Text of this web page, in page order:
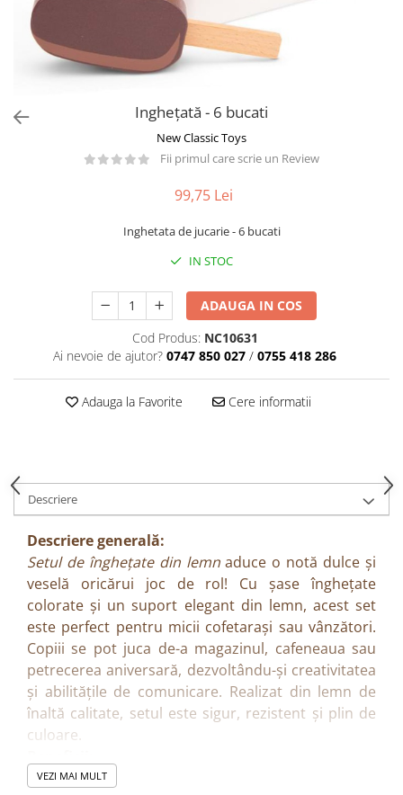
Mașinuțe
0-1 Ani
2-4 Ani
8-10 Ani
Inghețată - 6 bucati
New Classic Toys
Fii primul care scrie un Review
99,75 Lei
Inghetata de jucarie - 6 bucati
IN STOC
ADAUGA IN COS
Cod Produs: NC10631
Ai nevoie de ajutor? 0747 850 027 / 0755 418 286
Adauga la Favorite Cere informatii
Descriere
Descriere generală:
Setul de înghețate din lemnaduce o notă dulce și
veselă oricărui joc de rol! Cu șase înghețate
colorate și un suport elegant din lemn, acest set
este perfect pentru micii cofetarași sau vânzători.
Copiii se pot juca de-a magazinul, cafeneaua sau
petrecerea aniversară, dezvoltându-și creativitatea
și abilitățile de comunicare. Realizat din lemn de
înaltă calitate, setul este sigur, rezistent și plin de
culoare.
Încurajează jocurile de rol și imaginația copiilor
VEZI MAI MULT